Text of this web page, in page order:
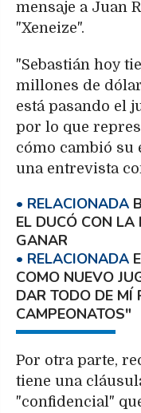
mensaje a Juan
"Xeneize".
"Sebastián hoy
millones de
está pasando el
por lo que
cómo cambió su
una entrevista
EL DUCÓ CON LA
GANAR
COMO NUEVO
DAR TODO DE MÍ
CAMPEONATOS"
Por otra parte,
tiene una
"confidencial"